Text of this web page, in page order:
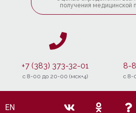
получения медицинской
+7 (383) 373-32-01
c 8-00 до 20-00 (мск+4)
8-
c 8-
EN